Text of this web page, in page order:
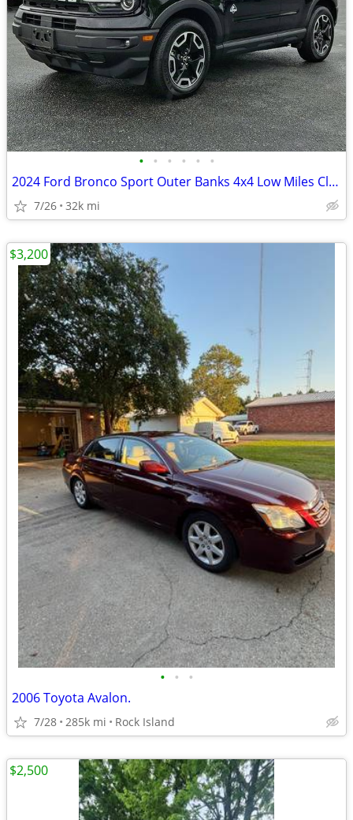
• • • • • •
2024 Ford Bronco Sport Outer Banks 4x4 Low Miles Clean SUV
7/26 32k mi
• • •
2006 Toyota Avalon.
7/28 285k mi Rock Island
$3,200
$2,500